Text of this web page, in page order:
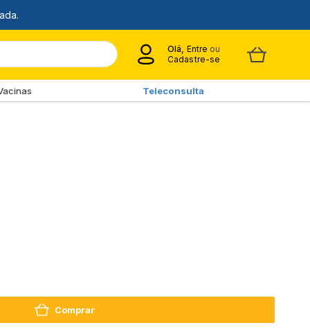
Olá, Entre ou
Cadastre-se
Teleconsulta
Comprar